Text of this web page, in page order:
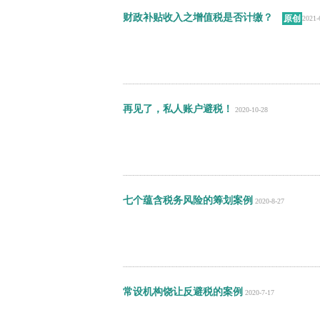
财政补贴收入之增值税是否计缴？ 原创 2021-
再见了，私人账户避税！ 2020-10-28
七个蕴含税务风险的筹划案例 2020-8-27
常设机构饶让反避税的案例 2020-7-17